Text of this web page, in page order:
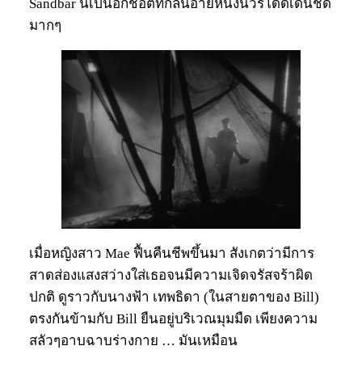
Sandbar นี่เป็นอีกช็อตที่กลิ่นอายหนังนัวร์โดดเด่นชัด
มากๆ
เมื่อหญิงสาว Mae ฟื้นคืนชีพขึ้นมา สังเกตว่ามีการ
สาดส่องแสงสว่างใส่เธอจนมีความเจิดจรัสจร้าผิด
ปกติ ดูราวกับนางฟ้า เทพธิดา (ในสายตาของ Bill)
ตรงกันข้ามกับ Bill ยืนอยู่บริเวณมุมมืด เพียงความ
สลัวๆอาบฉาบร่างกาย … มันเหมือน